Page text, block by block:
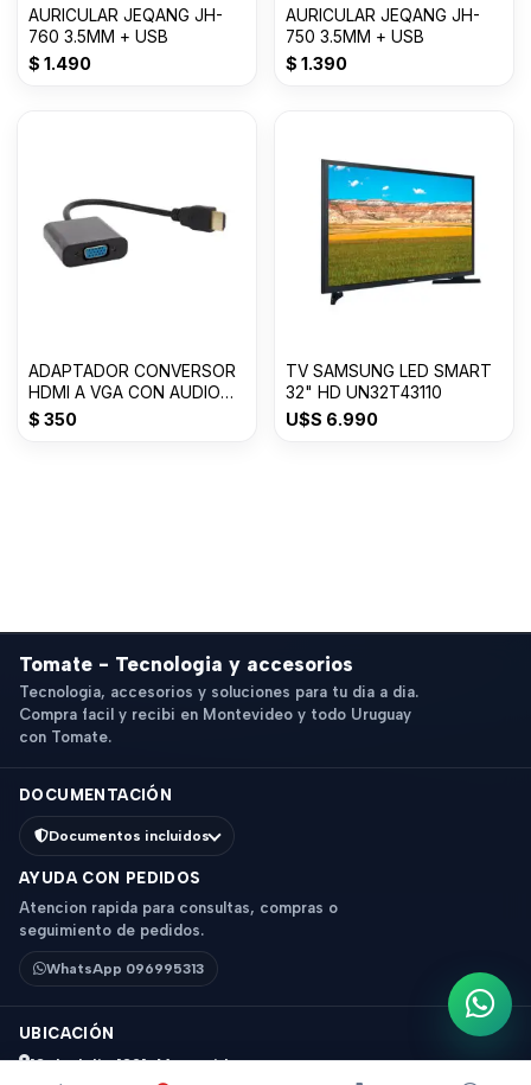
AURICULAR JEQANG JH-
760 3.5MM + USB
$ 1.490
AURICULAR JEQANG JH-
750 3.5MM + USB
$ 1.390
ADAPTADOR CONVERSOR
HDMI A VGA CON AUDIO
ACTIVO
$ 350
TV SAMSUNG LED SMART
32" HD UN32T43110
U$S 6.990
Tomate - Tecnologia y accesorios
Tecnologia, accesorios y soluciones para tu dia a dia.
Compra facil y recibi en Montevideo y todo Uruguay
con Tomate.
DOCUMENTACIÓN
Documentos incluidos
AYUDA CON PEDIDOS
Atencion rapida para consultas, compras o
seguimiento de pedidos.
WhatsApp 096995313
UBICACIÓN
18 de Julio 1831, Montevideo